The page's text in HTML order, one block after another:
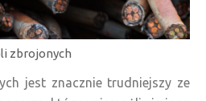
zbrojonych
jest znacznie trudniejszy ze